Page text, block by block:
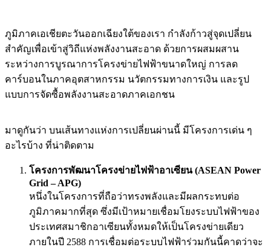
ภูมิภาคเอเชียตะวันออกเฉียงใต้ของเรา กำลังก้าวสู่จุดเปลี่ยน
สำคัญเพื่อเข้าสู่วิถีแห่งพลังงานสะอาด ด้วยการผสมผสาน
ระหว่างการบูรณาการโครงข่ายไฟฟ้าขนาดใหญ่ การลด
คาร์บอนในภาคอุตสาหกรรม นวัตกรรมทางการเงิน และรูป
แบบการจัดซื้อพลังงานสะอาดภาคเอกชน
มาดูกันว่า บนเส้นทางแห่งการเปลี่ยนผ่านนี้ มีโครงการเด่น ๆ
อะไรบ้าง ที่น่าติดตาม
โครงการพัฒนาโครงข่ายไฟฟ้าอาเซียน (ASEAN Power
Grid – APG)
หนึ่งในโครงการที่ถือว่าทรงพลังและมีผลกระทบต่อ
ภูมิภาคมากที่สุด ซึ่งมีเป้าหมายเชื่อมโยงระบบไฟฟ้าของ
ประเทศสมาชิกอาเซียนทั้งหมดให้เป็นโครงข่ายเดียว
ภายในปี 2588 การเชื่อมต่อระบบไฟฟ้าร่วมกันนี้คาดว่าจะ